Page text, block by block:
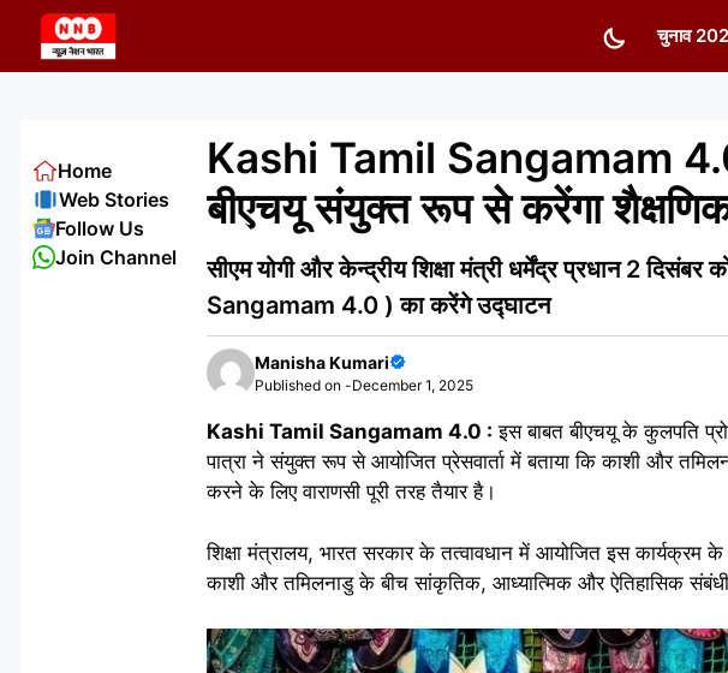
content
चुनाव
Kashi Tamil Sangamam
बीएचयू संयुक्त रूप से करेंगा शैक्षणिक
सीएम योगी और केन्द्रीय शिक्षा मंत्री धर्मेंद्र प्रधान 2
Sangamam 4.0 ) का करेंगे उद्घाटन
Manisha Kumari
Published on -December 1, 2025
Kashi Tamil Sangamam 4.0 : इस बाबत बीएचयू के कुलपति
पात्रा ने संयुक्त रूप से आयोजित प्रेसवार्ता में बताया कि काशी और
करने के लिए वाराणसी पूरी तरह तैयार है।
शिक्षा मंत्रालय, भारत सरकार के तत्वावधान में आयोजित इस कार्यक्रम
काशी और तमिलनाडु के बीच सांकृतिक, आध्यात्मिक और ऐतिहासिक
Home
Web Stories
Follow Us
Join Channel